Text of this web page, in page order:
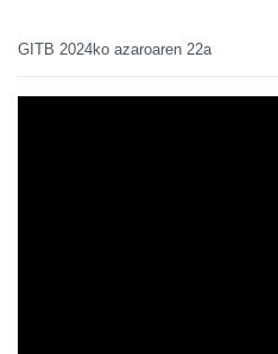
GITB 2024ko azaroaren 22a